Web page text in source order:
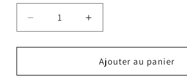
Réduire
la
quantité
Chaise
Augmenter
la
quantité
de
Chaise
Ajouter au panier